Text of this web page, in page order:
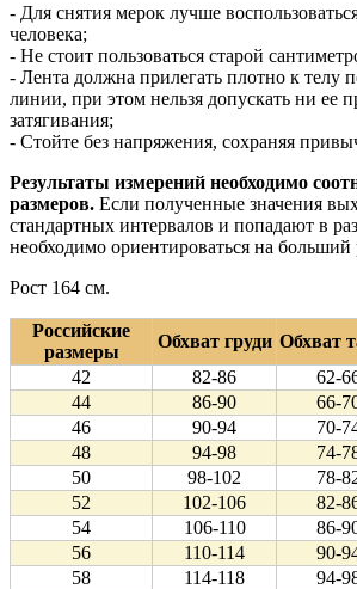
- Для снятия мерок лучше
человека;
- Не стоит пользоваться старой
- Лента должна прилегать плотно к телу
линии, при этом нельзя допускать ни ее
затягивания;
- Стойте без напряжения, сохраняя
Результаты измерений необходимо
размеров. Если полученные значения
стандартных интервалов и попадают в
необходимо ориентироваться на больший
Рост 164 см.
Российские
размеры
Обхват груди Обхват
42
82-86 62-
44
86-90 66-
46
90-94 70-
48
94-98 74-
50
98-102 78-
52
102-106 82-
54
106-110 86-
56
110-114 90-
58
114-118 94-